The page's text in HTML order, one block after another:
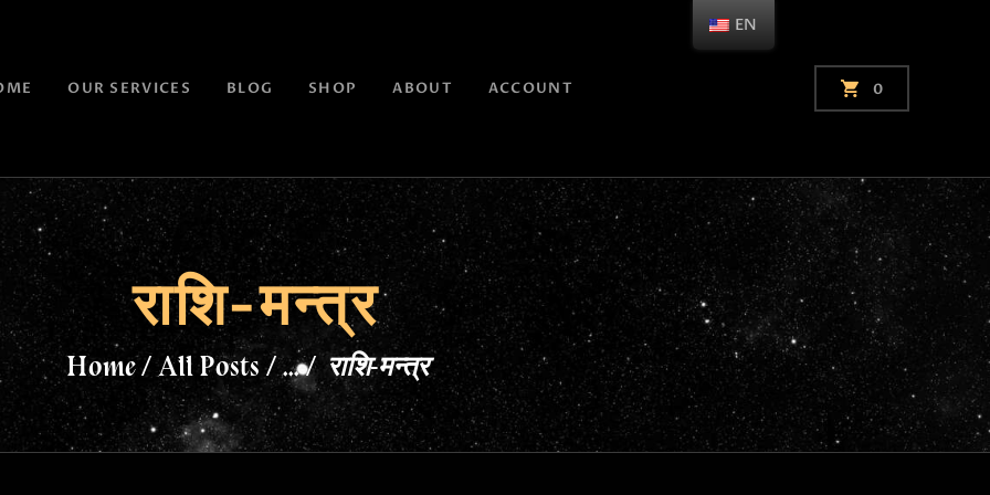
OUR SERVICES BLOG SHOP ABOUT ACCOUNT 0
राशि-मन्त्र
Home All Posts ... राशि-मन्त्र
EN